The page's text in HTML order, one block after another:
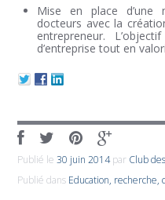
Mise en place d’une
docteurs avec la
entrepreneur.
d’entreprise tout en
Publié le30 juin 2014par Club
Publié dans Education, recherche,